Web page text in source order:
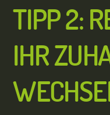
TIPP 2:
IHR